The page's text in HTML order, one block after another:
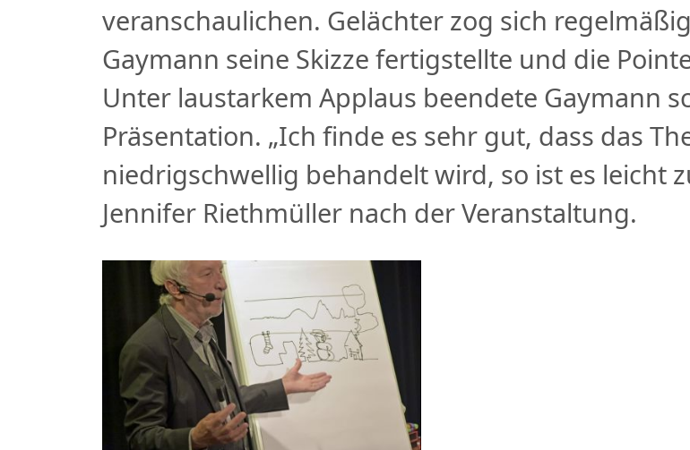
veranschaulichen. Gelächter zog sich
Gaymann seine Skizze fertigstellte und die
Unter laustarkem Applaus beendete Gaymann
Präsentation. „Ich finde es sehr gut, dass das
niedrigschwellig behandelt wird, so ist es leicht
Jennifer Riethmüller nach der Veranstaltung.